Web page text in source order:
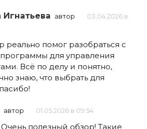
автор
03.04.2026 в
реально помог разобраться с
для управления
Всё по делу и понятно,
знаю, что выбрать для
автор 01.05.2026 в 09:54
полезный обзор! Такие